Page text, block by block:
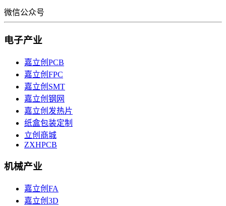
微信公众号
电子产业
嘉立创PCB
嘉立创FPC
嘉立创SMT
嘉立创钢网
嘉立创发热片
纸盒包装定制
立创商城
ZXHPCB
机械产业
嘉立创FA
嘉立创3D